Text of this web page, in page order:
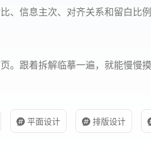
、信息主次、对齐关系和留白比
。跟着拆解临摹一遍，就能慢慢
平面设计 排版设计